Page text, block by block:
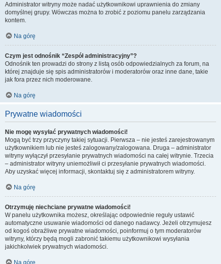
Administrator witryny może nadać użytkownikowi uprawnienia do zmiany
domyślnej grupy. Wówczas można to zrobić z poziomu panelu zarządzania
kontem.
Na górę
Czym jest odnośnik “Zespół administracyjny”?
Odnośnik ten prowadzi do strony z listą osób odpowiedzialnych za forum, na
której znajduje się spis administratorów i moderatorów oraz inne dane, takie
jak fora przez nich moderowane.
Na górę
Prywatne wiadomości
Nie mogę wysyłać prywatnych wiadomości!
Mogą być trzy przyczyny takiej sytuacji. Pierwsza – nie jesteś zarejestrowanym
użytkownikiem lub nie jesteś zalogowany/zalogowana. Druga – administrator
witryny wyłączył przesyłanie prywatnych wiadomości na całej witrynie. Trzecia
– administrator witryny uniemożliwił ci przesyłanie prywatnych wiadomości.
Aby uzyskać więcej informacji, skontaktuj się z administratorem witryny.
Na górę
Otrzymuję niechciane prywatne wiadomości!
W panelu użytkownika możesz, określając odpowiednie reguły ustawić
automatyczne usuwanie wiadomości od danego nadawcy. Jeżeli otrzymujesz
od kogoś obraźliwe prywatne wiadomości, poinformuj o tym moderatorów
witryny, którzy będą mogli zabronić takiemu użytkownikowi wysyłania
jakichkolwiek prywatnych wiadomości.
Na górę